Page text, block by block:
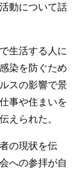
動について話
生活する人に
染を防ぐため
スの影響で景
事や住まいを
えられた。
の現状を伝
への参拝が自